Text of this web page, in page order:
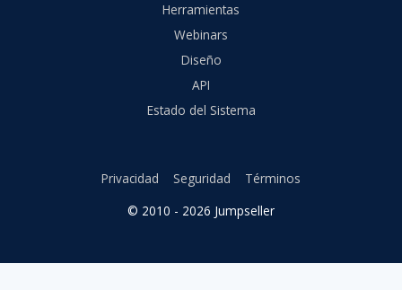
Herramientas
Webinars
Diseño
API
Estado del Sistema
© 2010 - 2026 Jumpseller
Privacidad Seguridad Términos